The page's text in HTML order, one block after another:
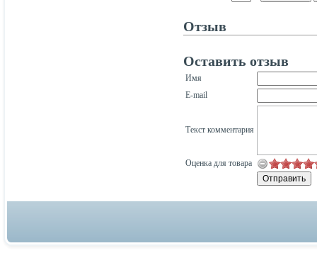
Отзыв
Оставить отзыв
Имя
E-mail
Текст комментария
Оценка для товара